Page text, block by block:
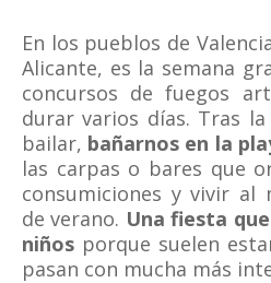
En los pueblos de
Alicante, es la semana
concursos de fuegos
durar varios días. Tras
bailar, bañarnos en la
las carpas o bares que
consumiciones y vivir al
de verano. Una fiesta
niños porque suelen
pasan con mucha más